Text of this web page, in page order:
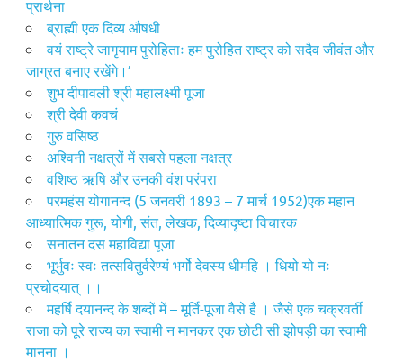
प्रार्थना
ब्राह्मी एक दिव्य औषधी
वयं राष्ट्रे जागृयाम पुरोहिताः हम पुरोहित राष्ट्र को सदैव जीवंत और
जाग्रत बनाए रखेंगे।’
शुभ दीपावली श्री महालक्ष्मी पूजा
श्री देवी कवचं
गुरु वसिष्ठ
अश्विनी नक्षत्रों में सबसे पहला नक्षत्र
वशिष्ठ ऋषि और उनकी वंश परंपरा
परमहंस योगानन्द (5 जनवरी 1893 – 7 मार्च 1952)एक महान
आध्यात्मिक गुरू, योगी, संत, लेखक, दिव्यादृष्टा विचारक
सनातन दस महाविद्या पूजा
भूर्भुवः स्वः तत्सवितुर्वरेण्यं भर्गो देवस्य धीमहि । धियो यो नः
प्रचोदयात् ।।
महर्षि दयानन्द के शब्दों में – मूर्ति-पूजा वैसे है । जैसे एक चक्रवर्ती
राजा को पूरे राज्य का स्वामी न मानकर एक छोटी सी झोपड़ी का स्वामी
मानना ।